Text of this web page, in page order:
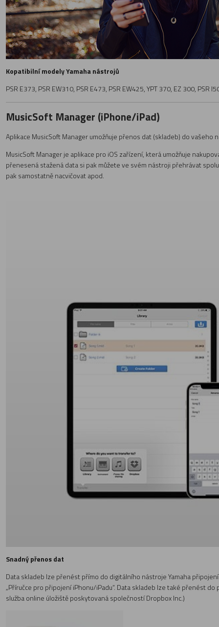
Kopatibilní modely Yamaha nástrojů
PSR E373, PSR EW310, PSR E473, PSR EW425, YPT 370, EZ 300, PSR
MusicSoft Manager (iPhone/iPad)
Aplikace MusicSoft Manager umožňuje přenos dat (skladeb) do
MusicSoft Manager je aplikace pro iOS zařízení, která umožňuje
přenesená stažená data si pak můžete ve svém nástroji přehrávat
pak samostatně nacvičovat apod.
Snadný přenos dat
Data skladeb lze přenést přímo do digitálního nástroje Yamaha
„Příručce pro připojení iPhonu/iPadu“. Data skladeb lze také přenést
služba online úložiště poskytovaná společností Dropbox Inc.)